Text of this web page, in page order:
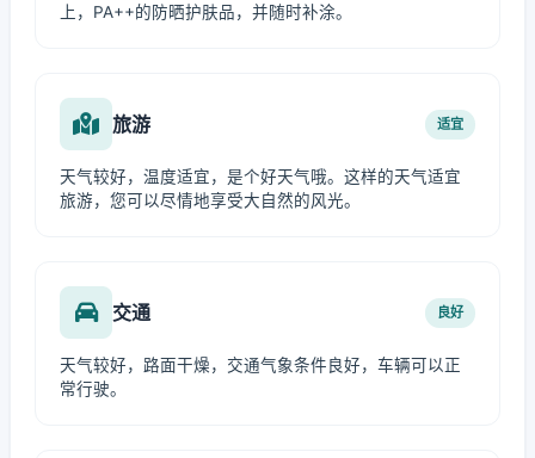
上，PA++的防晒护肤品，并随时补涂。
旅游 适宜
天气较好，温度适宜，是个好天气哦。这样的天气适宜
旅游，您可以尽情地享受大自然的风光。
交通 良好
天气较好，路面干燥，交通气象条件良好，车辆可以正
常行驶。